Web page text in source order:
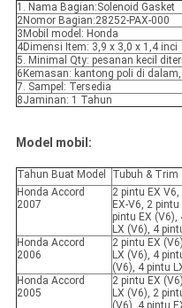
1. Nama Bagian:Solenoid Gasket
2Nomor Bagian:28252-PAX-000
3Mobil model: Honda
4Dimensi Item: 3,9 x 3,0 x 1,4 inci
5. Minimal Qty: pesanan kecil
6Kemasan: kantong poli di
7. Sampel: Tersedia
8Jaminan: 1 Tahun
Model mobil:
Tahun Buat Model Tubuh & Trim
Honda Accord
2007
2 pintu EX
EX-V6, 2
pintu EX (V6),
LX (V6), 4
Honda Accord
2006
2 pintu EX
LX (V6), 4
(V6), 4 pintu
Honda Accord
2005
2 pintu EX
LX (V6), 2